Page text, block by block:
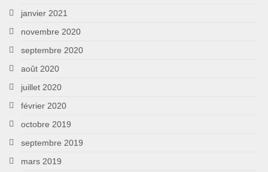
janvier 2021
novembre 2020
septembre 2020
août 2020
juillet 2020
février 2020
octobre 2019
septembre 2019
mars 2019